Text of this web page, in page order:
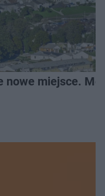
nowe miejsce.